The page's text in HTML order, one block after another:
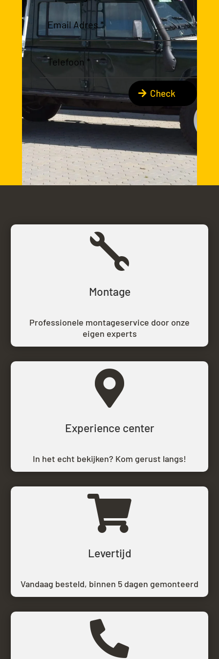
Check

Montage
Professionele montageservice door onze
eigen experts

Experience center
In het echt bekijken? Kom gerust langs!

Levertijd
Vandaag besteld, binnen 5 dagen gemonteerd
